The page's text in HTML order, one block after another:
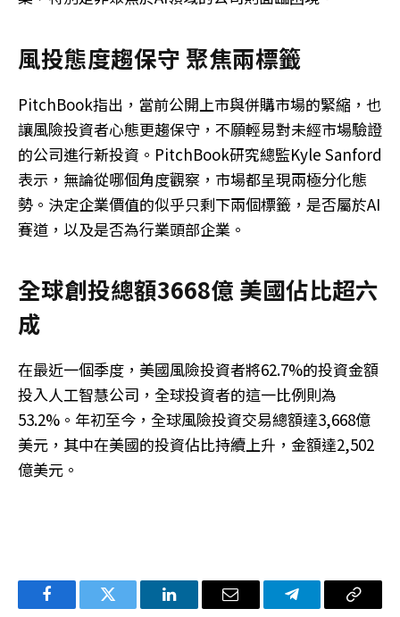
風投態度趨保守 聚焦兩標籤
PitchBook指出，當前公開上市與併購市場的緊縮，也
讓風險投資者心態更趨保守，不願輕易對未經市場驗證
的公司進行新投資。​PitchBook研究總監Kyle Sanford
表示，無論從哪個角度觀察，市場都呈現兩極分化態
勢。決定企業價值的似乎只剩下兩個標籤，是否屬於AI
賽道，以及是否為行業頭部企業。
全球創投總額3668億 美國佔比超六
成
在最近一個季度，美國風險投資者將62.7%的投資金額
投入人工智慧公司，全球投資者的這一比例則為
53.2%。​年初至今，全球風險投資交易總額達3,668億
美元，其中在美國的投資佔比持續上升，金額達2,502
億美元。​
FacebookTwitter LinkedIn电
Telegram复